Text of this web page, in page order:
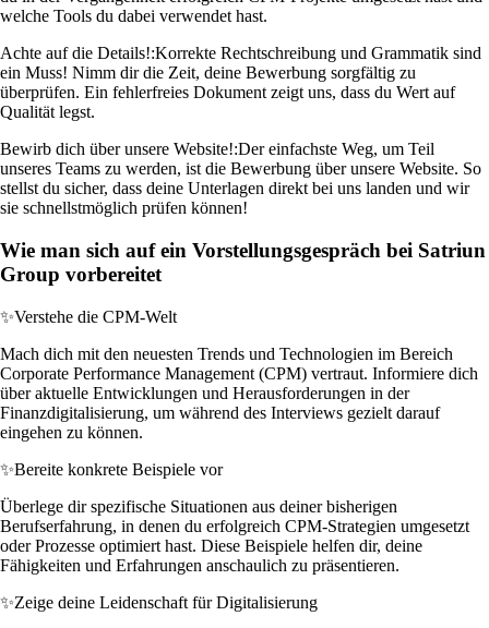
welche Tools du dabei verwendet hast.
Achte auf die Details!:Korrekte Rechtschreibung und Grammatik sind
ein Muss! Nimm dir die Zeit, deine Bewerbung sorgfältig zu
überprüfen. Ein fehlerfreies Dokument zeigt uns, dass du Wert auf
Qualität legst.
Bewirb dich über unsere Website!:Der einfachste Weg, um Teil
unseres Teams zu werden, ist die Bewerbung über unsere Website. So
stellst du sicher, dass deine Unterlagen direkt bei uns landen und wir
sie schnellstmöglich prüfen können!
Wie man sich auf ein Vorstellungsgespräch bei Satriun
Group vorbereitet
✨Verstehe die CPM-Welt
Mach dich mit den neuesten Trends und Technologien im Bereich
Corporate Performance Management (CPM) vertraut. Informiere dich
über aktuelle Entwicklungen und Herausforderungen in der
Finanzdigitalisierung, um während des Interviews gezielt darauf
eingehen zu können.
✨Bereite konkrete Beispiele vor
Überlege dir spezifische Situationen aus deiner bisherigen
Berufserfahrung, in denen du erfolgreich CPM-Strategien umgesetzt
oder Prozesse optimiert hast. Diese Beispiele helfen dir, deine
Fähigkeiten und Erfahrungen anschaulich zu präsentieren.
✨Zeige deine Leidenschaft für Digitalisierung